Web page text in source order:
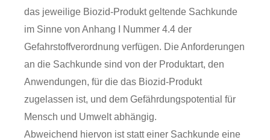
das jeweilige Biozid-Produkt geltende Sachkunde
im Sinne von Anhang I Nummer 4.4 der
Gefahrstoffverordnung verfügen. Die Anforderungen
an die Sachkunde sind von der Produktart, den
Anwendungen, für die das Biozid-Produkt
zugelassen ist, und dem Gefährdungspotential für
Mensch und Umwelt abhängig.
Abweichend hiervon ist statt einer Sachkunde eine